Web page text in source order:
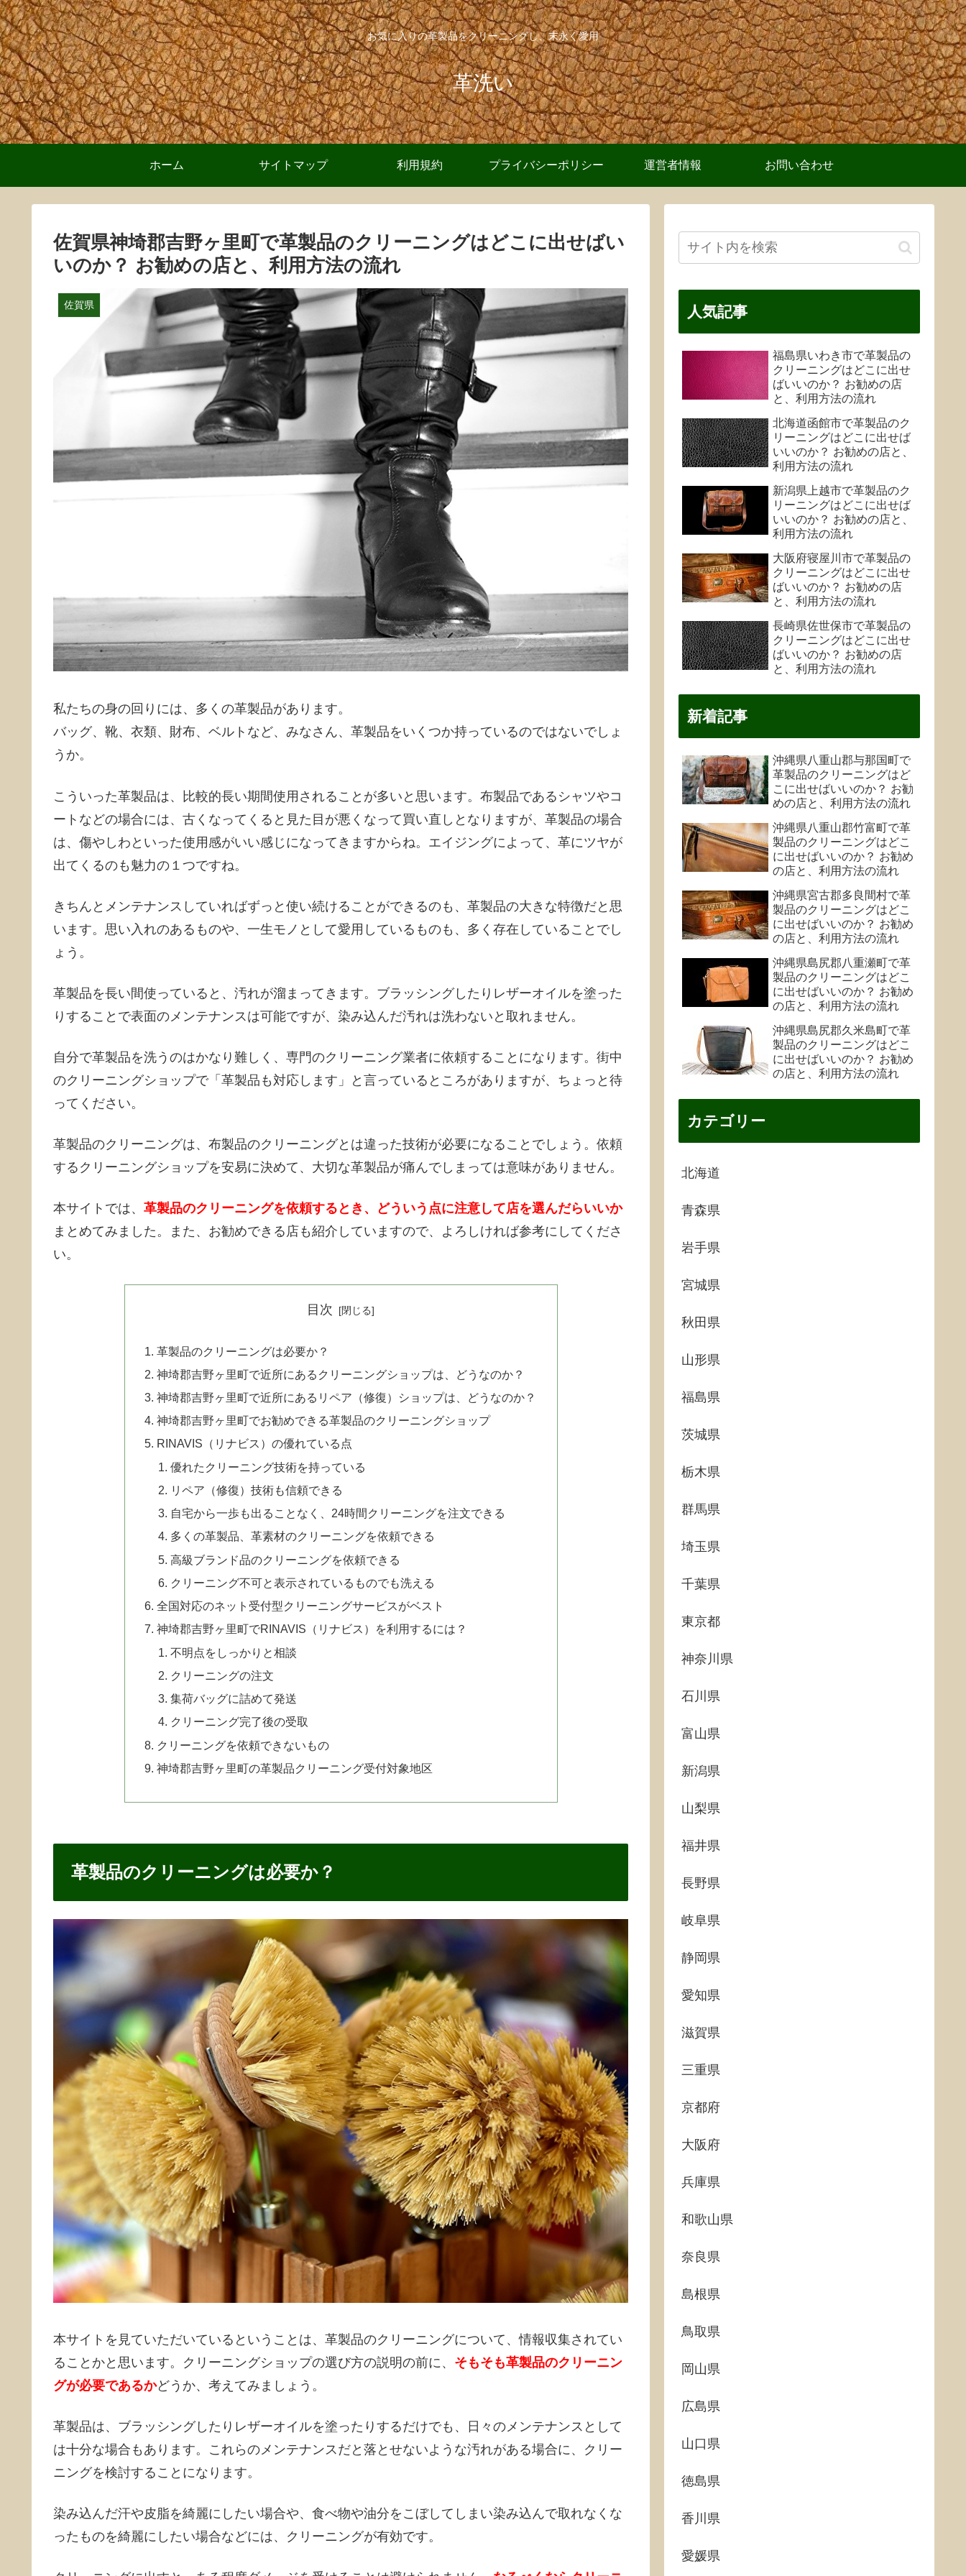
お気に入りの革製品をクリーニングし、末永く愛用
革洗い
ホーム サイトマップ 利用規約 プライバシーポリシー 運営者情報 お問い合わせ
佐賀県神埼郡吉野ヶ里町で革製品のクリーニングはどこに出せばい
いのか？ お勧めの店と、利用方法の流れ
佐賀県
私たちの身の回りには、多くの革製品があります。
バッグ、靴、衣類、財布、ベルトなど、みなさん、革製品をいくつか持っているのではないでしょ
うか。
こういった革製品は、比較的長い期間使用されることが多いと思います。布製品であるシャツやコ
ートなどの場合には、古くなってくると見た目が悪くなって買い直しとなりますが、革製品の場合
は、傷やしわといった使用感がいい感じになってきますからね。エイジングによって、革にツヤが
出てくるのも魅力の１つですね。
きちんとメンテナンスしていればずっと使い続けることができるのも、革製品の大きな特徴だと思
います。思い入れのあるものや、一生モノとして愛用しているものも、多く存在していることでし
ょう。
革製品を長い間使っていると、汚れが溜まってきます。ブラッシングしたりレザーオイルを塗った
りすることで表面のメンテナンスは可能ですが、染み込んだ汚れは洗わないと取れません。
自分で革製品を洗うのはかなり難しく、専門のクリーニング業者に依頼することになります。街中
のクリーニングショップで「革製品も対応します」と言っているところがありますが、ちょっと待
ってください。
革製品のクリーニングは、布製品のクリーニングとは違った技術が必要になることでしょう。依頼
するクリーニングショップを安易に決めて、大切な革製品が痛んでしまっては意味がありません。
本サイトでは、 革製品のクリーニングを依頼するとき、どういう点に注意して店を選んだらいいか
まとめてみました。また、お勧めできる店も紹介していますので、よろしければ参考にしてくださ
い。
目次
革製品のクリーニングは必要か？
神埼郡吉野ヶ里町で近所にあるクリーニングショップは、どうなのか？
神埼郡吉野ヶ里町で近所にあるリペア（修復）ショップは、どうなのか？
神埼郡吉野ヶ里町でお勧めできる革製品のクリーニングショップ
RINAVIS（リナビス）の優れている点
優れたクリーニング技術を持っている
リペア（修復）技術も信頼できる
自宅から一歩も出ることなく、24時間クリーニングを注文できる
多くの革製品、革素材のクリーニングを依頼できる
高級ブランド品のクリーニングを依頼できる
クリーニング不可と表示されているものでも洗える
全国対応のネット受付型クリーニングサービスがベスト
神埼郡吉野ヶ里町でRINAVIS（リナビス）を利用するには？
不明点をしっかりと相談
クリーニングの注文
集荷バッグに詰めて発送
クリーニング完了後の受取
クリーニングを依頼できないもの
神埼郡吉野ヶ里町の革製品クリーニング受付対象地区
革製品のクリーニングは必要か？
本サイトを見ていただいているということは、革製品のクリーニングについて、情報収集されてい
ることかと思います。クリーニングショップの選び方の説明の前に、 そもそも革製品のクリーニン
グが必要であるかどうか、考えてみましょう。
革製品は、ブラッシングしたりレザーオイルを塗ったりするだけでも、日々のメンテナンスとして
は十分な場合もあります。これらのメンテナンスだと落とせないような汚れがある場合に、クリー
ニングを検討することになります。
染み込んだ汗や皮脂を綺麗にしたい場合や、食べ物や油分をこぼしてしまい染み込んで取れなくな
ったものを綺麗にしたい場合などには、クリーニングが有効です。
人気記事
福島県いわき市で革製品の
クリーニングはどこに出せ
ばいいのか？ お勧めの店
と、利用方法の流れ
北海道函館市で革製品のク
リーニングはどこに出せば
いいのか？ お勧めの店と、
利用方法の流れ
新潟県上越市で革製品のク
リーニングはどこに出せば
いいのか？ お勧めの店と、
利用方法の流れ
大阪府寝屋川市で革製品の
クリーニングはどこに出せ
ばいいのか？ お勧めの店
と、利用方法の流れ
長崎県佐世保市で革製品の
クリーニングはどこに出せ
ばいいのか？ お勧めの店
と、利用方法の流れ
新着記事
沖縄県八重山郡与那国町で
革製品のクリーニングはど
こに出せばいいのか？ お勧
めの店と、利用方法の流れ
沖縄県八重山郡竹富町で革
製品のクリーニングはどこ
に出せばいいのか？ お勧め
の店と、利用方法の流れ
沖縄県宮古郡多良間村で革
製品のクリーニングはどこ
に出せばいいのか？ お勧め
の店と、利用方法の流れ
沖縄県島尻郡八重瀬町で革
製品のクリーニングはどこ
に出せばいいのか？ お勧め
の店と、利用方法の流れ
沖縄県島尻郡久米島町で革
製品のクリーニングはどこ
に出せばいいのか？ お勧め
の店と、利用方法の流れ
カテゴリー
北海道
青森県
岩手県
宮城県
秋田県
山形県
福島県
茨城県
栃木県
群馬県
埼玉県
千葉県
東京都
神奈川県
石川県
富山県
新潟県
山梨県
福井県
長野県
岐阜県
静岡県
愛知県
滋賀県
三重県
京都府
大阪府
兵庫県
和歌山県
奈良県
島根県
鳥取県
岡山県
広島県
山口県
徳島県
香川県
愛媛県